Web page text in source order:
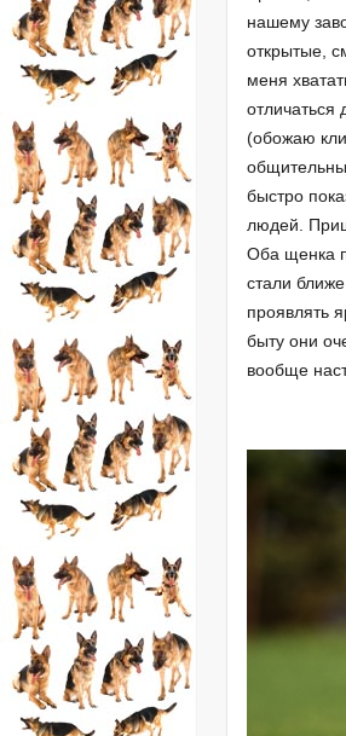
нашему
открытые,
меня
отличаться
(обожаю
быстро
людей.
Оба щенка
стали
проявлять
быту они
вообще